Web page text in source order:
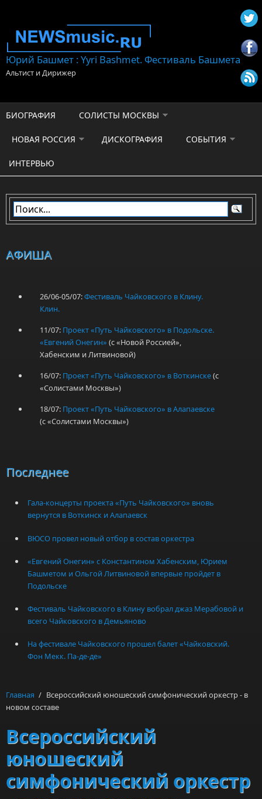
Юрий Башмет : Yyri Bashmet. Фестиваль Башмета
Альтист и Дирижер
БИОГРАФИЯ СОЛИСТЫ МОСКВЫ
НОВАЯ РОССИЯ ДИСКОГРАФИЯ СОБЫТИЯ
ИНТЕРВЬЮ
АФИША
26/06-05/07:Фестиваль Чайковского в Клину.
Клин.
11/07: Проект «Путь Чайковского» в Подольске.
«Евгений Онегин» (с «Новой Россией»,
Хабенским и Литвиновой)
16/07: Проект «Путь Чайковского» в Воткинске(с
«Солистами Москвы»)
18/07: Проект «Путь Чайковского» в Алапаевске
(с «Солистами Москвы»)
Последнее
Гала-концерты проекта «Путь Чайковского» вновь
вернутся в Воткинск и Алапаевск
ВЮСО провел новый отбор в состав оркестра
«Евгений Онегин» с Константином Хабенским, Юрием
Башметом и Ольгой Литвиновой впервые пройдет в
Подольске
Фестиваль Чайковского в Клину вобрал джаз Мерабовой и
всего Чайковского в Демьяново
На фестивале Чайковского прошел балет «Чайковский.
Фон Мекк. Па-де-де»
Главная / Всероссийский юношеский симфонический оркестр - в
новом составе
Всероссийский
юношеский
симфонический оркестр